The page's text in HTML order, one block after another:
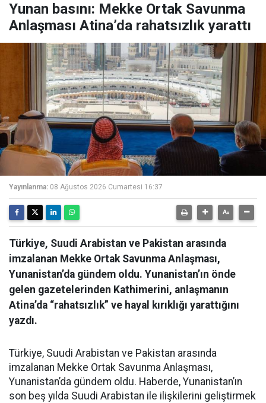
Yunan basını: Mekke Ortak Savunma
Anlaşması Atina’da rahatsızlık yarattı
Yayınlanma: 08 Ağustos 2026 Cumartesi 16:37
Türkiye, Suudi Arabistan ve Pakistan arasında
imzalanan Mekke Ortak Savunma Anlaşması,
Yunanistan’da gündem oldu. Yunanistan’ın önde
gelen gazetelerinden Kathimerini, anlaşmanın
Atina’da “rahatsızlık” ve hayal kırıklığı yarattığını
yazdı.
Türkiye, Suudi Arabistan ve Pakistan arasında
imzalanan Mekke Ortak Savunma Anlaşması,
Yunanistan’da gündem oldu. Haberde, Yunanistan’ın
son beş yılda Suudi Arabistan ile ilişkilerini geliştirmek